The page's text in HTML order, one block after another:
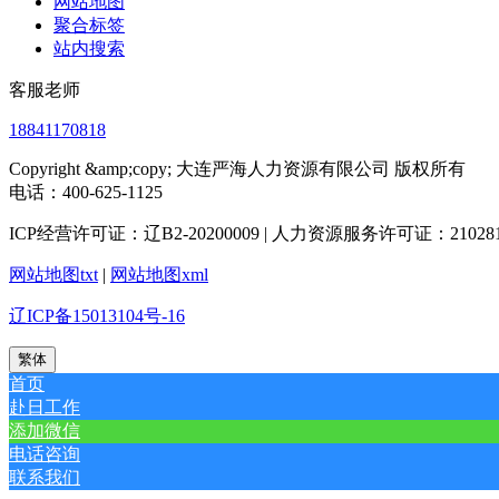
聚合标签
站内搜索
客服老师
18841170818
Copyright &amp;copy; 大连严海人力资源有限公司 版权所有
电话：400-625-1125
ICP经营许可证：辽B2-20200009 | 人力资源服务许可证：
网站地图txt | 网站地图xml
辽ICP备15013104号-16
繁体
首页
赴日工作
添加微信
电话咨询
联系我们